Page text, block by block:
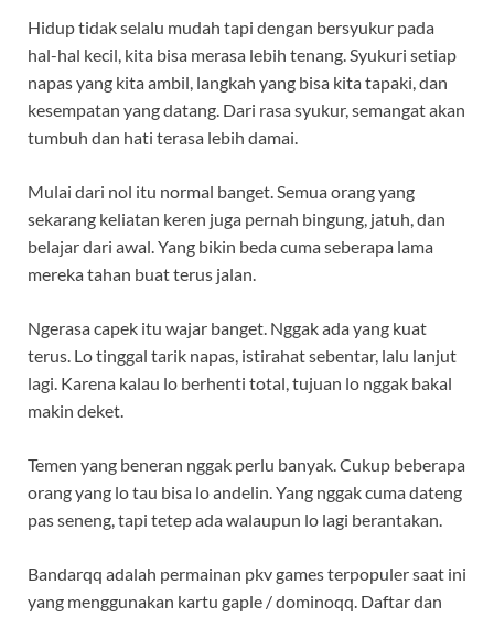
Hidup tidak selalu mudah tapi dengan bersyukur pada
hal-hal kecil, kita bisa merasa lebih tenang. Syukuri setiap
napas yang kita ambil, langkah yang bisa kita tapaki, dan
kesempatan yang datang. Dari rasa syukur, semangat akan
tumbuh dan hati terasa lebih damai.
Mulai dari nol itu normal banget. Semua orang yang
sekarang keliatan keren juga pernah bingung, jatuh, dan
belajar dari awal. Yang bikin beda cuma seberapa lama
mereka tahan buat terus jalan.
Ngerasa capek itu wajar banget. Nggak ada yang kuat
terus. Lo tinggal tarik napas, istirahat sebentar, lalu lanjut
lagi. Karena kalau lo berhenti total, tujuan lo nggak bakal
makin deket.
Temen yang beneran nggak perlu banyak. Cukup beberapa
orang yang lo tau bisa lo andelin. Yang nggak cuma dateng
pas seneng, tapi tetep ada walaupun lo lagi berantakan.
Bandarqq adalah permainan pkv games terpopuler saat ini
yang menggunakan kartu gaple / dominoqq. Daftar dan